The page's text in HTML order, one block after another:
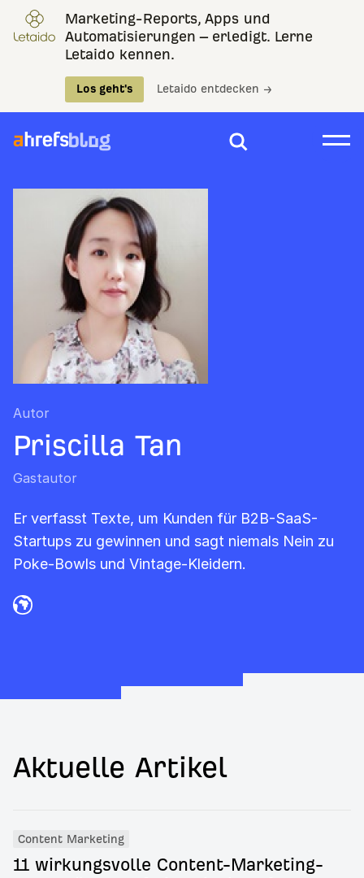
Marketing-Reports, Apps und
Automatisierungen – erledigt. Lerne
Letaido kennen.
Los geht's Letaido entdecken →
Autor
Priscilla Tan
Gastautor
Er verfasst Texte, um Kunden für B2B-SaaS-
Startups zu gewinnen und sagt niemals Nein zu
Poke-Bowls und Vintage-Kleidern.
Aktuelle Artikel
Content Marketing
11 wirkungsvolle Content-Marketing-